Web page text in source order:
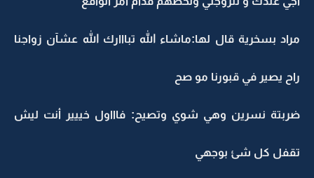
مراد بسخرية قال لها:ماشاء الله تبااارك الله عشآن زواجنا
راح يصير في قبورنا مو صح
ضربتة نسرين وهي شوي وتصيح: فاااول خييير أنت ليش
تقفل كل شئ بوجهي